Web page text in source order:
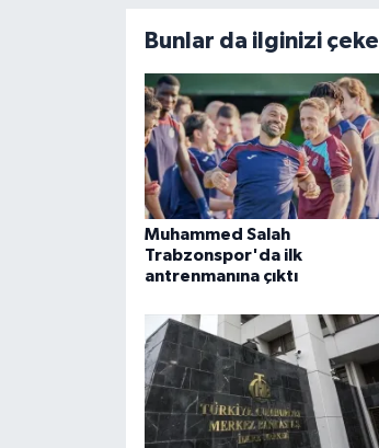
Bunlar da ilginizi
Muhammed Salah
Trabzonspor'da ilk
antrenmanına çıktı